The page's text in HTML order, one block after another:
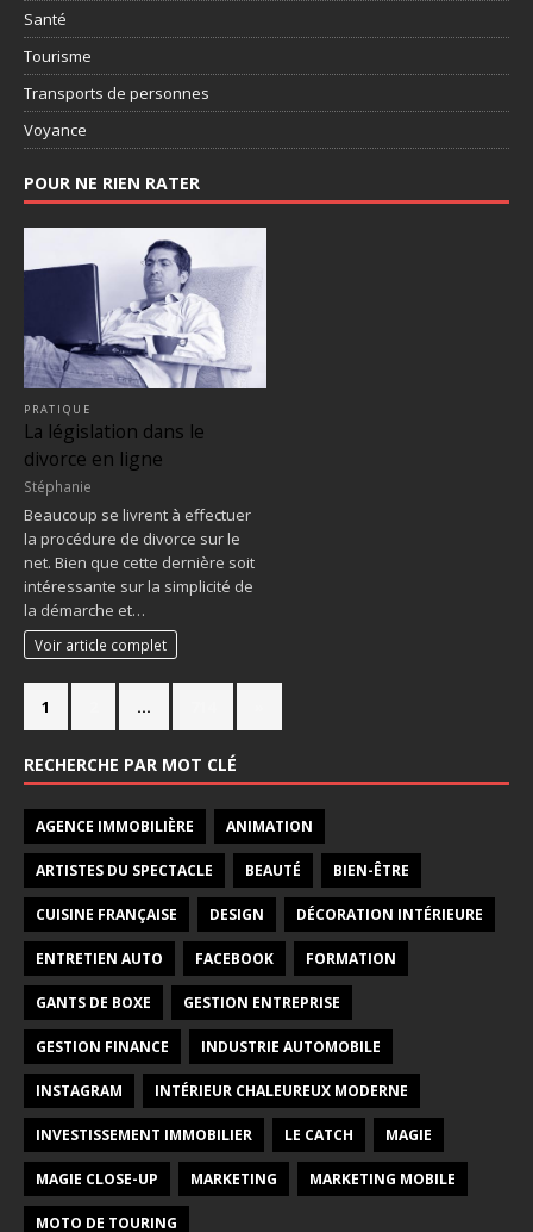
Santé
Tourisme
Transports de personnes
Voyance
POUR NE RIEN RATER
PRATIQUE
La législation dans le
divorce en ligne
Stéphanie
Beaucoup se livrent à effectuer
la procédure de divorce sur le
net. Bien que cette dernière soit
intéressante sur la simplicité de
la démarche et…
Voir article complet
1 …
RECHERCHE PAR MOT CLÉ
AGENCE IMMOBILIÈRE ANIMATION
ARTISTES DU SPECTACLE BEAUTÉ BIEN-ÊTRE
CUISINE FRANÇAISE DESIGN DÉCORATION INTÉRIEURE
ENTRETIEN AUTO FACEBOOK FORMATION
GANTS DE BOXE GESTION ENTREPRISE
GESTION FINANCE INDUSTRIE AUTOMOBILE
INSTAGRAM INTÉRIEUR CHALEUREUX MODERNE
INVESTISSEMENT IMMOBILIER LE CATCH MAGIE
MAGIE CLOSE-UP MARKETING MARKETING MOBILE
MOTO DE TOURING